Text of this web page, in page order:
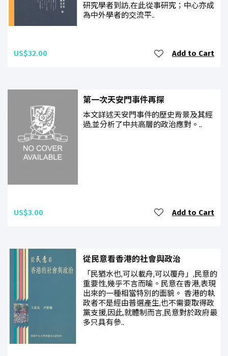
研究學者到訪,在此從事研究；中心亦成
為中外學者的交流平..
US$32.00 Add to Cart
第一次天安門事件再探
本文詳述天安門事件的歷史背景及其經
過,並分析了中共高層的政治應對。..
US$3.00 Add to Cart
從民意看香港的社會與政治
「民猶水也,可以載舟,可以覆舟」,民意的
重要性,幾乎不言而喻。民意在香港,表現
出來的一種相當特別的面貌。 香港的執
政者不是經由普選產生,也不需要取得政
黨支援,因此,就體制而言,民意對於政府最
多只具有參..